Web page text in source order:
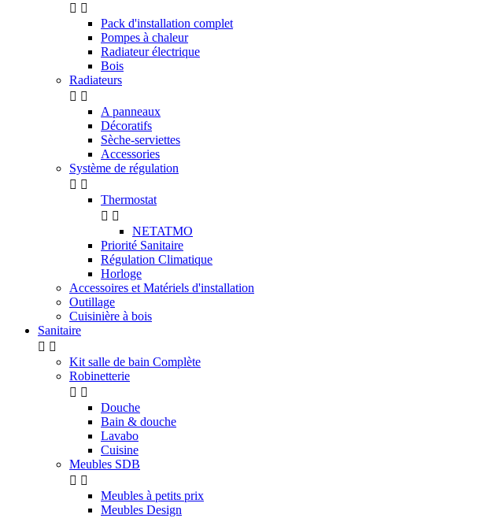
 
Pack d'installation complet
Pompes à chaleur
Radiateur électrique
Bois
Radiateurs
 
A panneaux
Décoratifs
Sèche-serviettes
Accessories
Système de régulation
 
Thermostat
 
NETATMO
Priorité Sanitaire
Régulation Climatique
Horloge
Accessoires et Matériels d'installation
Outillage
Cuisinière à bois
Sanitaire
 
Kit salle de bain Complète
Robinetterie
 
Douche
Bain & douche
Lavabo
Cuisine
Meubles SDB
 
Meubles à petits prix
Meubles Design